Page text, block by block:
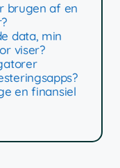
brugen af en
data, min
viser?
en finansiel